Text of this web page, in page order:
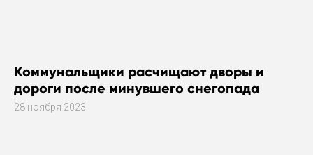
Коммунальщики расчищают дворы и
дороги после минувшего снегопада
28 ноября 2023